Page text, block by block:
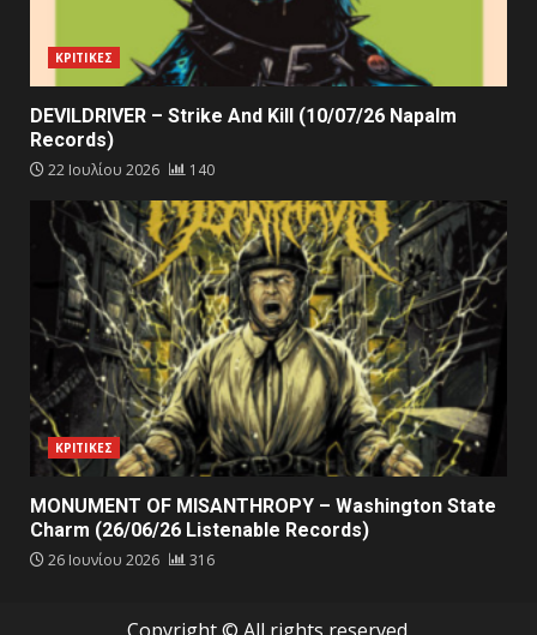
ΚΡΙΤΙΚΕΣ
DEVILDRIVER – Strike And Kill (10/07/26 Napalm
Records)
22 Ιουλίου 2026 140
ΚΡΙΤΙΚΕΣ
MONUMENT OF MISANTHROPY – Washington State
Charm (26/06/26 Listenable Records)
26 Ιουνίου 2026 316
Copyright © All rights reserved.